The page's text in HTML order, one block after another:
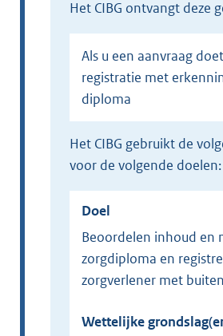
het CIBG ontvangt deze
Als u een aanvraag doet voor een BIG-
registratie met
diploma
het CIBG gebruikt de volgende gegevens
voor de volgende doelen:
Doel
Beoordelen inhoud en niveau
zorgdiploma en
zorgverlener met
Wettelijke